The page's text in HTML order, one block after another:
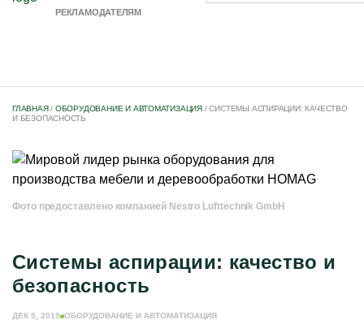
РЕКЛАМОДАТЕЛЯМ
ГЛАВНАЯ/ ОБОРУДОВАНИЕ И АВТОМАТИЗАЦИЯ /СИСТЕМЫ АСПИРАЦИИ: КАЧЕСТВО
И БЕЗОПАСНОСТЬ
Фото предоставлено компанией Nestro Lufttechnik GmbH
Системы аспирации: качество и
безопасность
ДЕК 5, 2019 ОБОРУДОВАНИЕ И АВТОМАТИЗАЦИЯ